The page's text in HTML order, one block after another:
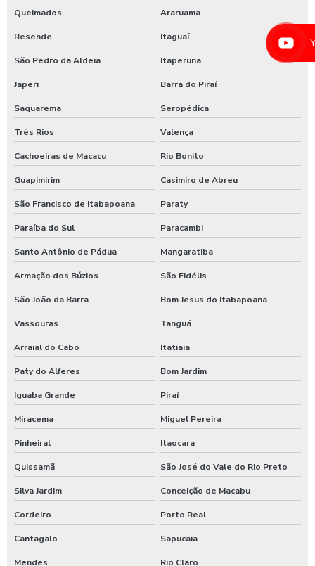
Equipamentos para higienização de veiculos
Equipamentos para lavagem de caminhoes
Equipamentos para lavagem de carros
Espuma azul para lava rapido
Espuma azul para lavar carros
Espuma de neve para lavar carros
Ficheiro para chuveiro
Ficheiro para ducha de praia
Fornecedor de aspirador self service
Higienização automotiva
Higienização automotiva contra covid 19
Higienização automotiva preço
Higienização automotiva a seco
Higienização automotiva valor
Higienização automotiva a vapor
Higienização de carros preço
Higienização de carros valor
Lava caminhões
Queimados Araruama
Resende Itaguaí
São Pedro da Aldeia Itaperuna
Japeri Barra do Piraí
Saquarema Seropédica
Três Rios Valença
Cachoeiras de Macacu Rio Bonito
Guapimirim Casimiro de Abreu
São Francisco de Itabapoana Paraty
Paraíba do Sul Paracambi
Santo Antônio de Pádua Mangaratiba
Armação dos Búzios São Fidélis
São João da Barra Bom Jesus do Itabapoana
Vassouras Tanguá
Arraial do Cabo Itatiaia
Paty do Alferes Bom Jardim
Iguaba Grande Piraí
Miracema Miguel Pereira
Pinheiral Itaocara
Quissamã São José do Vale do Rio Preto
Silva Jardim Conceição de Macabu
Cordeiro Porto Real
Cantagalo Sapucaia
Mendes Rio Claro